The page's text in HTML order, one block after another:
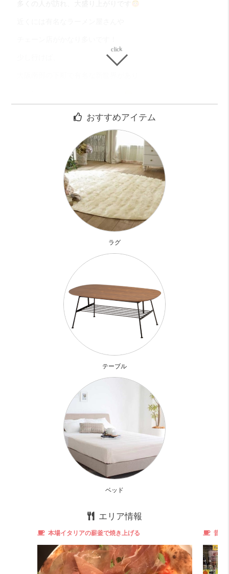
駅目の前のセブンイレブンが
1階にあるマンションが今回のお目当て物件。
マンションの一階にコンビニがあるなんて
かなり便利ではないですか
お部屋はロフト付き！
ロフト以外の収納スペースもかなり多いので
荷物が多い方でもとっても安心。
浴室に小さな洗面台がついているので
ここを活用しましょう！
お部屋診断
良い！ 16 点
バス・トイレが別でこのコスパは嬉しいですね。
収納力 めっちゃ良い！！ 20 点
シューズボックスはありませんがその他の収納スペースが
多く便利◎
外食派 良い！ 16 点
おすすめアイテム
ラグ
テーブル
ベッド
エリア情報
本場イタリアの薪釜で焼き上げる 昔な